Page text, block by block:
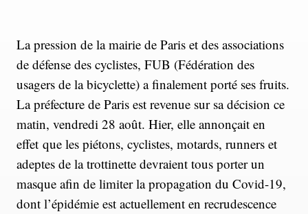
La pression de la mairie de Paris et des associations
de défense des cyclistes, FUB (Fédération des
usagers de la bicyclette) a finalement porté ses fruits.
La préfecture de Paris est revenue sur sa décision ce
matin, vendredi 28 août. Hier, elle annonçait en
effet que les piétons, cyclistes, motards, runners et
adeptes de la trottinette devraient tous porter un
masque afin de limiter la propagation du Covid-19,
dont l’épidémie est actuellement en recrudescence